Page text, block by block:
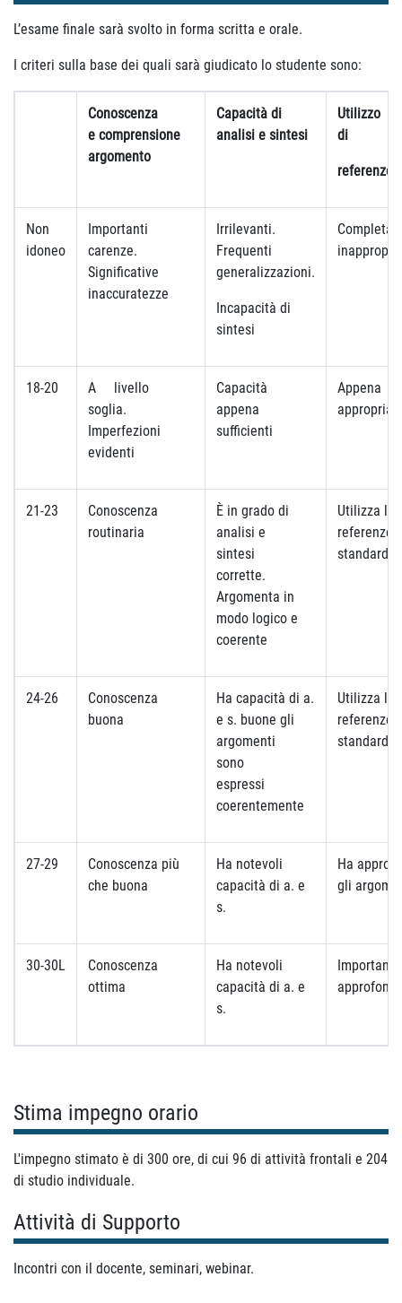
L’esame finale sarà svolto in forma scritta e orale.
I criteri sulla base dei quali sarà giudicato lo studente sono:
Conoscenza
e comprensione
argomento
Capacità di
analisi e sintesi
di
referenze
Non
idoneo
Importanti
carenze.
Significative
inaccuratezze
Irrilevanti.
Frequenti
generalizzazioni.
Incapacità di
sintesi
18-20
A livello
soglia.
Imperfezioni
evidenti
Capacità
appena
sufficienti
Appena
21-23
Conoscenza
routinaria
È in grado di
analisi e
sintesi
corrette.
Argomenta in
modo logico e
coerente
Utilizza le
referenze
standard
24-26
Conoscenza
buona
Ha capacità di a.
e s. buone gli
argomenti
sono
espressi
coerentemente
Utilizza le
referenze
standard
27-29
Conoscenza più
che buona
Ha notevoli
capacità di a. e
s.
Ha
gli
30-30L
Conoscenza
ottima
Ha notevoli
capacità di a. e
s.
Importanti
Stima impegno orario
L'impegno stimato è di 300 ore, di cui 96 di attività frontali e 204
di studio individuale.
Attività di Supporto
Incontri con il docente, seminari, webinar.